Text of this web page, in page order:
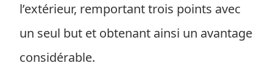
l’extérieur, remportant trois points avec
un seul but et obtenant ainsi un avantage
considérable.